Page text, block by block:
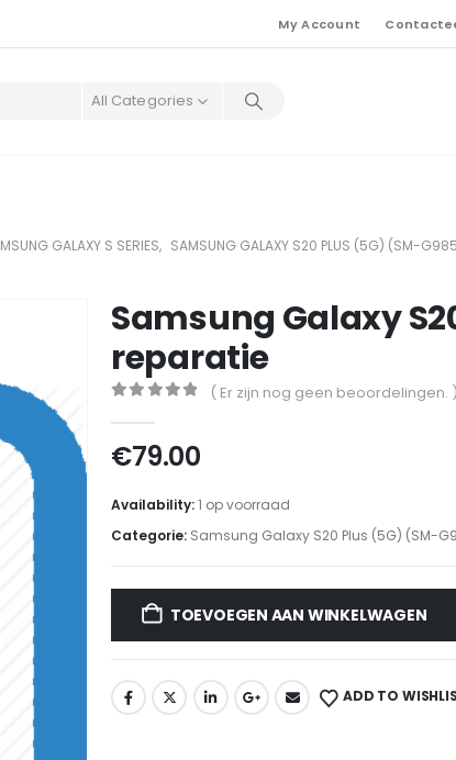
My Account
All Categories
GALAXY S SERIES, SAMSUNG GALAXY S20 PLUS (5G) (SM-
Samsung Galaxy
reparatie
( Er zijn nog geen beoordelingen. )
€79.00
Availability:1 op voorraad
Categorie: Samsung Galaxy S20 Plus (5G) (SM-
TOEVOEGEN AAN WINKELWAGEN
ADD TO